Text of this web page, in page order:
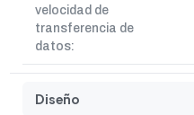
velocidad de
transferencia de
datos:
Diseño